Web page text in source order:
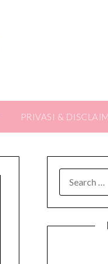
PRIVASI &
FOR: